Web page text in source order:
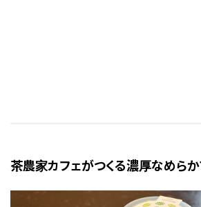
茶農家カフェがつくる濃厚なめら